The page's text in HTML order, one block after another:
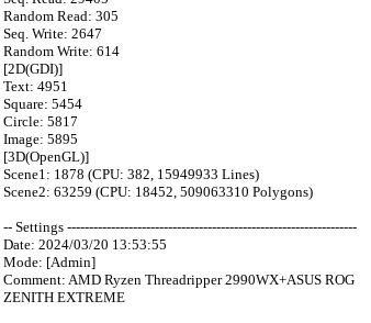
Random Read: 305
Seq. Write: 2647
Random Write: 614
[2D(GDI)]
Text: 4951
Square: 5454
Circle: 5817
Image: 5895
[3D(OpenGL)]
Scene1: 1878 (CPU: 382, 15949933 Lines)
Scene2: 63259 (CPU: 18452, 509063310 Polygons)
-- Settings ------------------------------------------------------------------
Date: 2024/03/20 13:53:55
Mode: [Admin]
Comment: AMD Ryzen Threadripper 2990WX+ASUS ROG
ZENITH EXTREME